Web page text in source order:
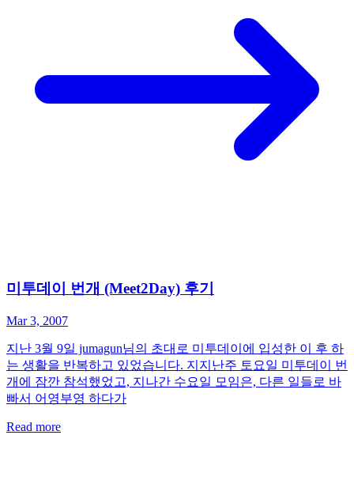
미투데이 번개 (Meet2Day) 후기
Mar 3, 2007
지난 3월 9일 jumagun님의 초대로 미투데이에 입성한 이 후 하
는 생활을 반복하고 있었습니다. 지지난주 토요일 미투데이 번
개에 잠깐 참석했었고, 지나간 수요일 모임은, 다른 일들로 바
빠서 어영부영 하다가
Read more